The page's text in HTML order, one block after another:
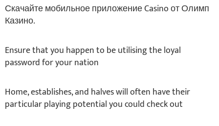
Скачайте мобильное приложение Casino от Олимп
Казино.
Ensure that you happen to be utilising the loyal
password for your nation
Home, establishes, and halves will often have their
particular playing potential you could check out